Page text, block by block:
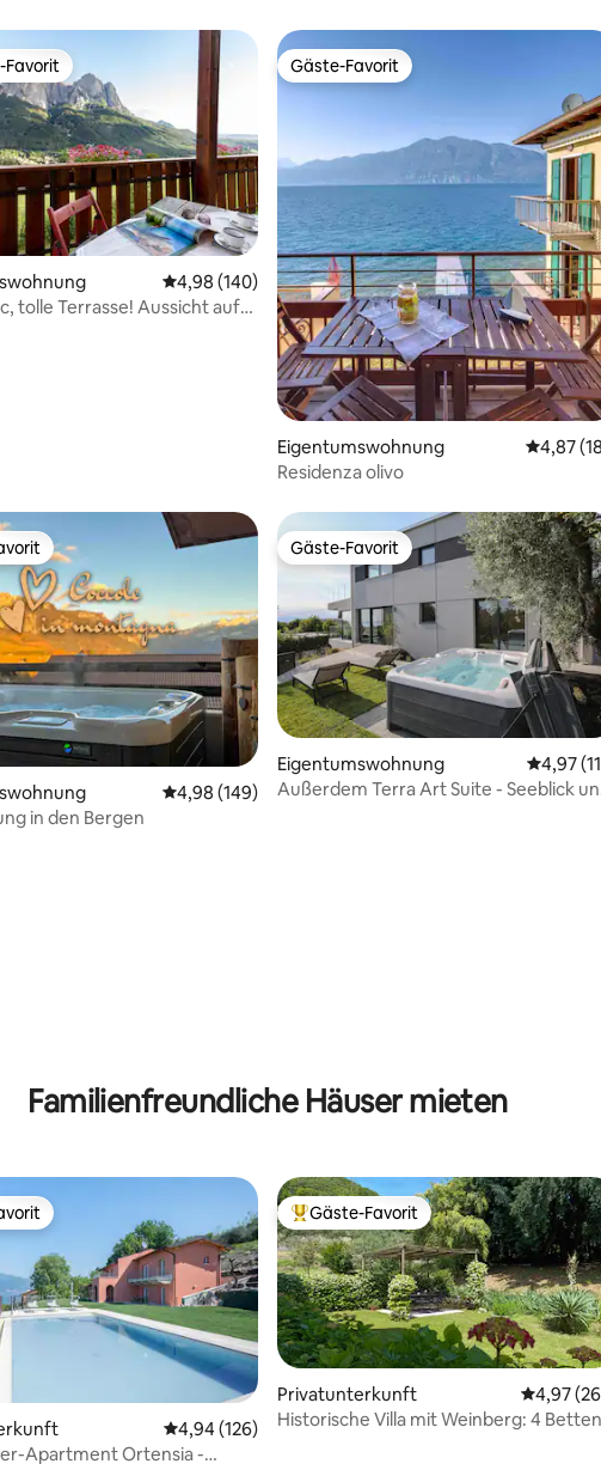
4,99 von 5, 104 Bewertungen
Gäste-Favorit.
Favorit
Durchschnittliche Bewertung: 4,98 von 5, 140
4,98 (140)
tolle Terrasse! Aussicht auf
Gäste-Favorit
Gäste-Favorit
Eigentumswohnung
4,87
Residenza olivo
4,83 von 5, 206 Bewertungen
Durchschnittliche Bewertung: 4,98 von 5, 149
4,98 (149)
in den Bergen
Gäste-Favorit
Gäste-Favorit
Eigentumswohnung
4,97
Außerdem Terra Art Suite - Seeblick
Familienfreundliche Häuser mieten
4,99 von 5, 186 Bewertungen
Durchschnittliche Bewertung: 4,94 von 5, 126
4,94 (126)
Apartment Ortensia -
Beliebter Gäste-Favorit.
Gäste-Favorit
Privatunterkunft
4,97
Historische Villa mit Weinberg: 4